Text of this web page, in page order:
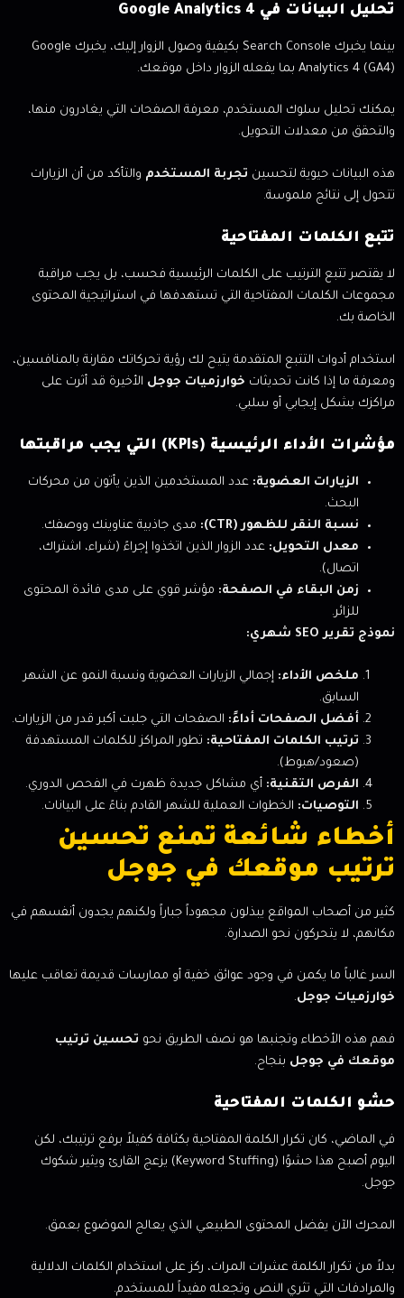
تحليل البيانات في Google Analytics 4
بينما يخبرك Search Console بكيفية وصول الزوار إليك، يخبرك Google
Analytics 4 (GA4) بما يفعله الزوار داخل موقعك.
يمكنك تحليل سلوك المستخدم، معرفة الصفحات التي يغادرون منها،
والتحقق من معدلات التحويل.
هذه البيانات حيوية لتحسين تجربة المستخدم والتأكد من أن الزيارات
تتحول إلى نتائج ملموسة.
تتبع الكلمات المفتاحية
لا يقتصر تتبع الترتيب على الكلمات الرئيسية فحسب، بل يجب مراقبة
مجموعات الكلمات المفتاحية التي تستهدفها في استراتيجية المحتوى
الخاصة بك.
استخدام أدوات التتبع المتقدمة يتيح لك رؤية تحركاتك مقارنة بالمنافسين،
ومعرفة ما إذا كانت تحديثات خوارزميات جوجل الأخيرة قد أثرت على
مراكزك بشكل إيجابي أو سلبي.
مؤشرات الأداء الرئيسية (KPIs) التي يجب مراقبتها
الزيارات العضوية: عدد المستخدمين الذين يأتون من محركات
البحث.
نسبة النقر للظهور (CTR):
مدى جاذبية عناوينك ووصفك.
معدل التحويل: عدد الزوار الذين اتخذوا إجراءً (شراء، اشتراك،
اتصال).
زمن البقاء في الصفحة: مؤشر قوي على مدى فائدة المحتوى
للزائر.
نموذج تقرير SEO شهري:
ملخص الأداء: إجمالي الزيارات العضوية ونسبة النمو عن الشهر
السابق.
أفضل الصفحات أداءً: الصفحات التي جلبت أكبر قدر من الزيارات.
ترتيب الكلمات المفتاحية: تطور المراكز للكلمات المستهدفة
(صعود/هبوط).
الفرص التقنية: أي مشاكل جديدة ظهرت في الفحص الدوري.
التوصيات: الخطوات العملية للشهر القادم بناءً على البيانات.
أخطاء شائعة تمنع تحسين
ترتيب موقعك في جوجل
كثير من أصحاب المواقع يبذلون مجهوداً جباراً ولكنهم يجدون أنفسهم في
مكانهم، لا يتحركون نحو الصدارة.
السر غالباً ما يكمن في وجود عوائق خفية أو ممارسات قديمة تعاقب عليها
خوارزميات جوجل.
فهم هذه الأخطاء وتجنبها هو نصف الطريق نحو تحسين ترتيب
موقعك في جوجل بنجاح.
حشو الكلمات المفتاحية
في الماضي، كان تكرار الكلمة المفتاحية بكثافة كفيلاً برفع ترتيبك، لكن
اليوم أصبح هذا حشوًا (Keyword Stuffing) يزعج القارئ ويثير شكوك
جوجل.
المحرك الآن يفضل المحتوى الطبيعي الذي يعالج الموضوع بعمق.
بدلاً من تكرار الكلمة عشرات المرات، ركز على استخدام الكلمات الدلالية
والمرادفات التي تثري النص وتجعله مفيداً للمستخدم.